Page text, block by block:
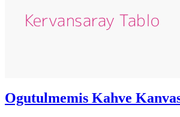
Ogutulmemis Kahve